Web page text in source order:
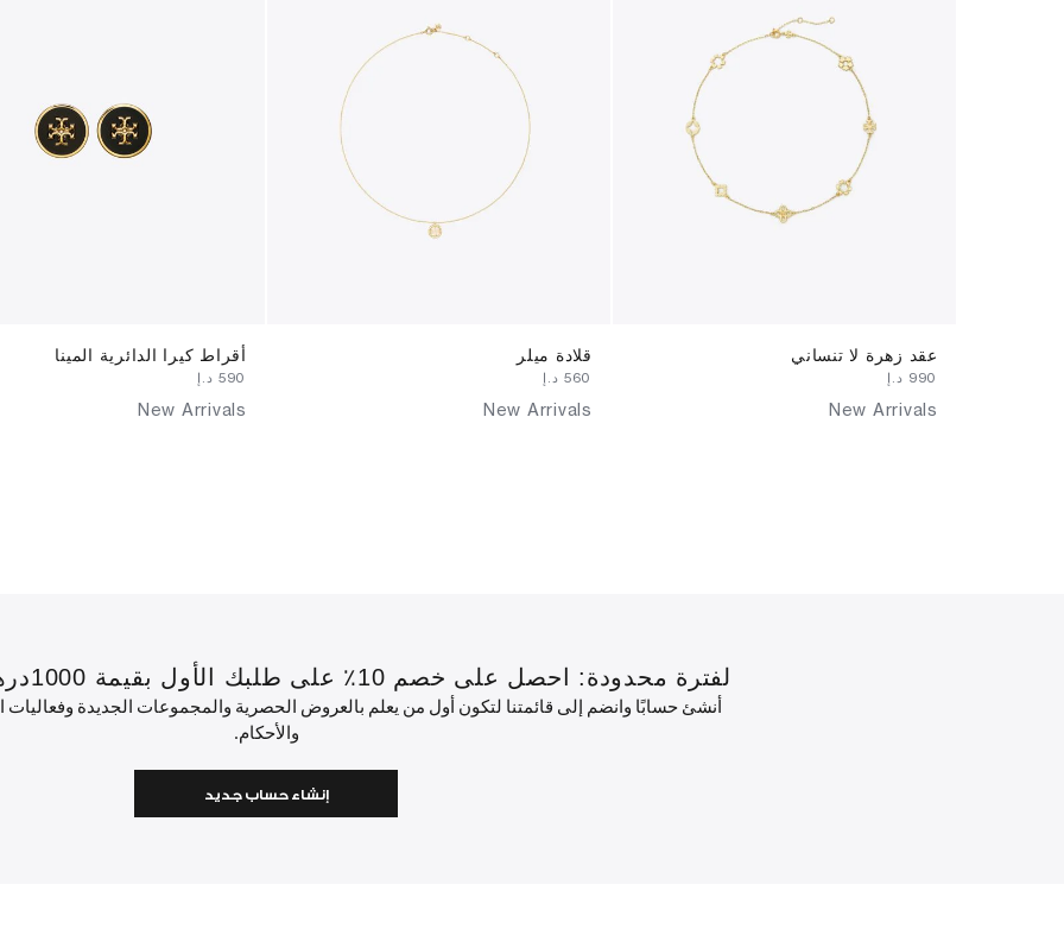
عقد زهرة لا تنساني
New Arrivals
قلادة ميلر
New Arrivals
أقراط كيرا الدائرية المينا
New Arrivals
لفترة محدودة: احصل على خصم 10٪ على طلبك الأول بقيمة 1000درهم إماراتي أو أكثر.
أنشئ حسابًا وانضم إلى قائمتنا لتكون أول من يعلم بالعروض الحصرية والمجموعات الجديدة
والأحكام.
إنشاء حساب جديد